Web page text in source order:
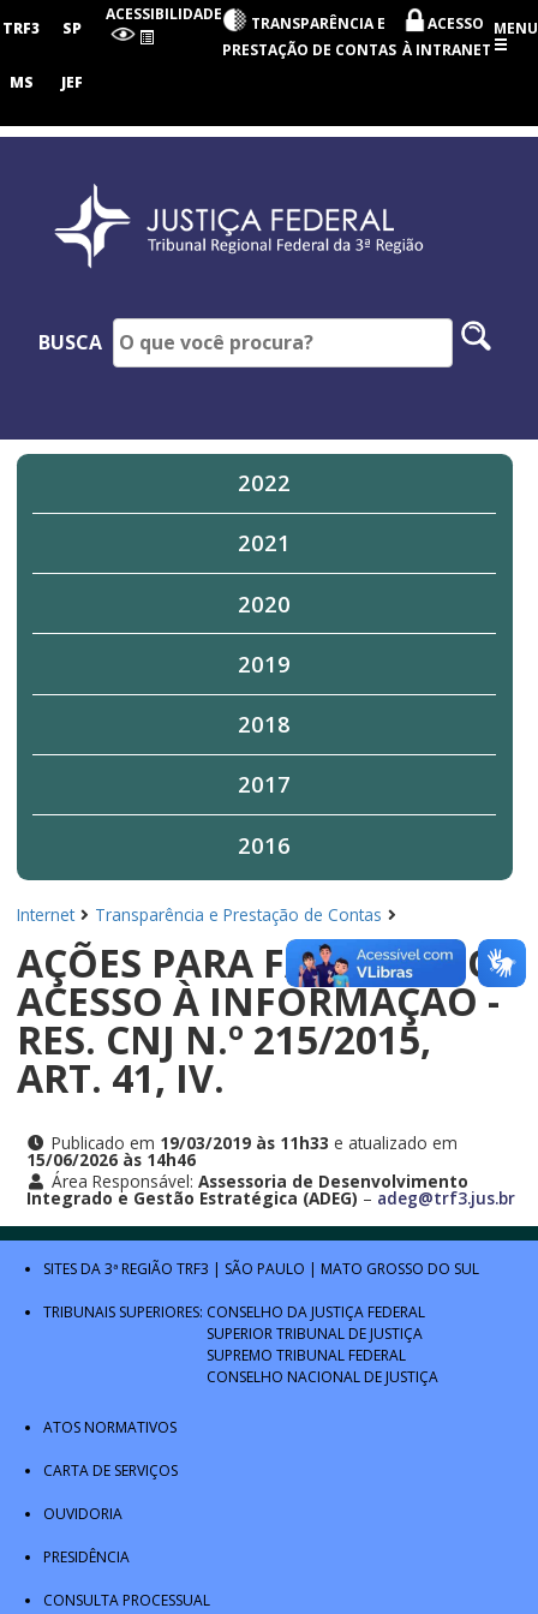
Regional
3ª
TRF3 SP
MS JEF
ACESSIBILIDADE
TRANSPARÊNCIA E
PRESTAÇÃO DE CONTAS
ACESSO
À INTRANET
MENU
BUSCA
Internet Transparência e Prestação de Contas
AÇÕES PARA FACILITAR O
ACESSO À INFORMAÇÃO -
RES. CNJ N.º 215/2015,
ART. 41, IV.
2022
2021
2020
2019
2018
2017
2016
Publicado em 19/03/2019 às 11h33 e atualizado em
15/06/2026 às 14h46
Área Responsável: Assessoria de Desenvolvimento
Integrado e Gestão Estratégica (ADEG) – adeg@trf3.jus.br
SITES DA 3ª REGIÃO TRF3 | SÃO PAULO | MATO GROSSO DO SUL
TRIBUNAIS SUPERIORES: CONSELHO DA JUSTIÇA FEDERAL
SUPERIOR TRIBUNAL DE JUSTIÇA
SUPREMO TRIBUNAL FEDERAL
CONSELHO NACIONAL DE JUSTIÇA
ATOS NORMATIVOS
CARTA DE SERVIÇOS
OUVIDORIA
PRESIDÊNCIA
CONSULTA PROCESSUAL